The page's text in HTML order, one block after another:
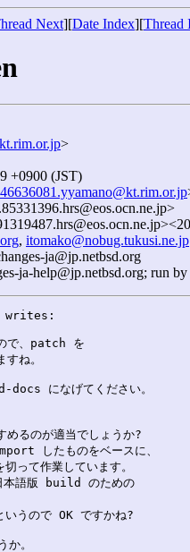
Next][Date Index][Thread
>
+0900 (JST)
, itomako@nobug.tukusi.ne.jp
ja@jp.netbsd.org
ja-help@jp.netbsd.org; run
writes:
で、patch を
ね。
docs になげてください。
るのが適当でしょうか?
したものをベースに、
て作業しています。
本語版 build のための
うので OK ですかね?
か。